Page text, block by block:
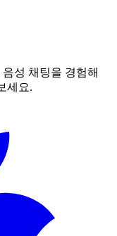
성 채팅을 경험해
세요.